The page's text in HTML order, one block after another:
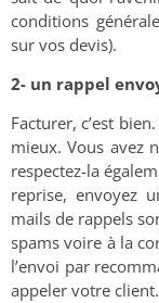
conditions
sur vos devis).
2- un rappel
Facturer, c’est
mieux. Vous avez
respectez-la
reprise, envoyez
mails de rappels
spams voire à la
l’envoi par
appeler votre client.